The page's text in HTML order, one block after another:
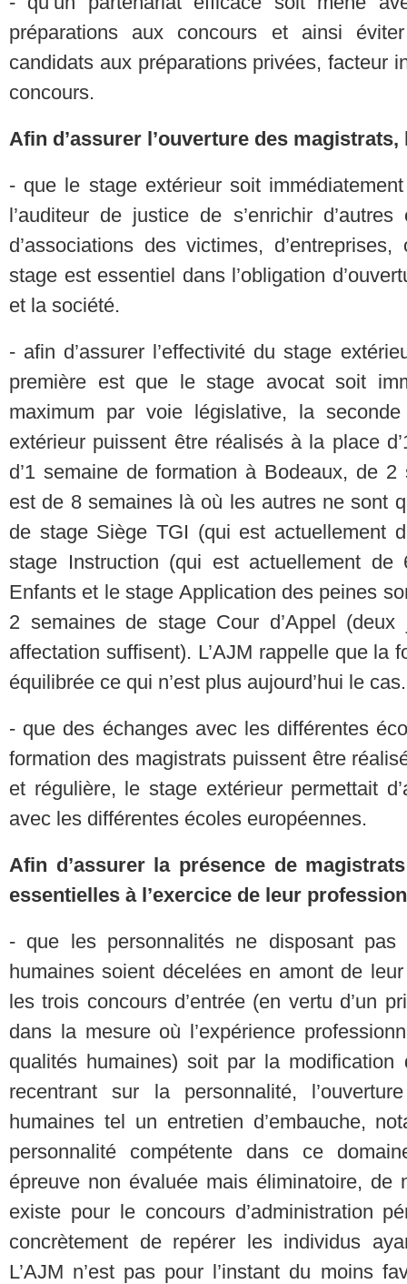
préparations aux concours et ainsi
candidats aux préparations privées, facteur
concours.
Afin d’assurer l’ouverture des magistrats,
- que le stage extérieur soit
l’auditeur de justice de s’enrichir
d’associations des victimes,
stage est essentiel dans l’obligation
et la société.
- afin d’assurer l’effectivité du stage
première est que le stage avocat soit
maximum par voie législative, la
extérieur puissent être réalisés à la place
d’1 semaine de formation à Bodeaux, de
est de 8 semaines là où les autres ne sont
de stage Siège TGI (qui est actuellement
stage Instruction (qui est actuellement
Enfants et le stage Application des peines
2 semaines de stage Cour d’Appel
affectation suffisent). L’AJM rappelle que la
équilibrée ce qui n’est plus aujourd’hui le cas.
- que des échanges avec les différentes
formation des magistrats puissent être
et régulière, le stage extérieur permettait
avec les différentes écoles européennes.
Afin d’assurer la présence de
essentielles à l’exercice de leur
- que les personnalités ne disposant pas
humaines soient décelées en amont de
les trois concours d’entrée (en vertu d’un
dans la mesure où l’expérience
qualités humaines) soit par la
recentrant sur la personnalité,
humaines tel un entretien d’embauche,
personnalité compétente dans ce
épreuve non évaluée mais éliminatoire,
existe pour le concours d’administration
concrètement de repérer les individus
L’AJM n’est pas pour l’instant du moins